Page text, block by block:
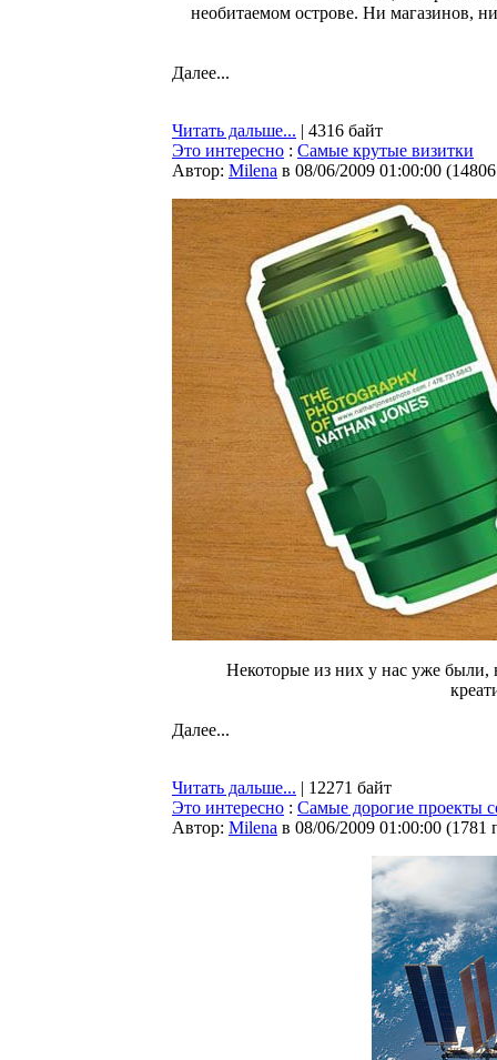
необитаемом острове. Ни магазинов,
Далее...
Читать дальше... | 4316 байт
Это интересно : Самые крутые визитки
Автор: Milena в 08/06/2009 01:00:00 (
Некоторые из них у нас уже были,
Далее...
Читать дальше... | 12271 байт
Это интересно : Самые дорогие проекты
Автор: Milena в 08/06/2009 01:00:00 (1781